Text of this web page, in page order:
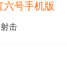
六号手机版
击